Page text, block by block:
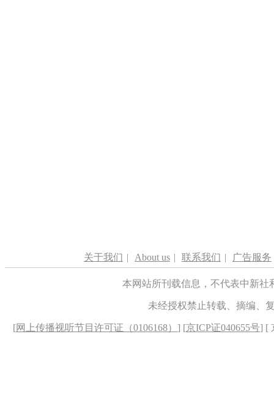
关于我们 | About us | 联系我们 | 广告服务
本网站所刊载信息，不代表中新
未经授权禁止转载、摘编、
[网上传播视听节目许可证（0106168） ] [京ICP证040655号] [